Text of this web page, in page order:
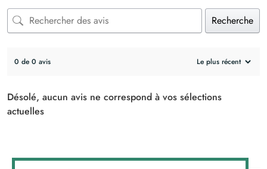
Recherche
0 de 0 avis
Désolé, aucun avis ne correspond à vos sélections
actuelles